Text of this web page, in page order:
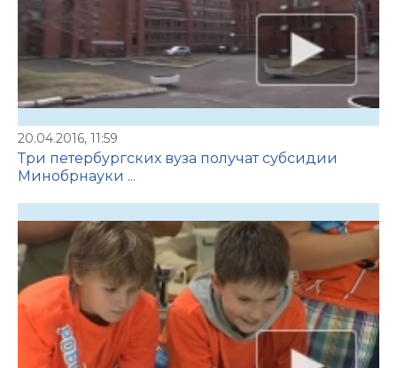
20.04.2016, 11:59
Три петербургских вуза получат субсидии
Минобрнауки ...